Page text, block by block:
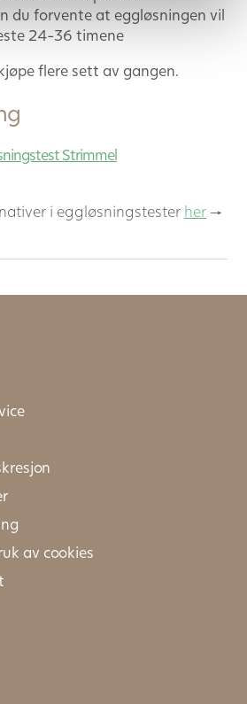
du forvente at eggløsningen vil
24-36 timene
flere sett av gangen.
Strimmel
i eggløsningstester her →
av cookies